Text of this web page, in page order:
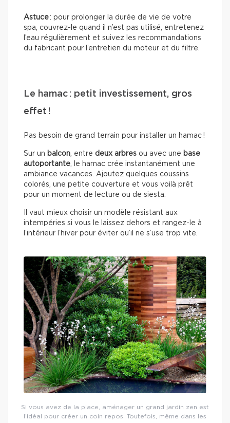
Astuce: pour prolonger la durée de vie de votre
spa, couvrez-le quand il n’est pas utilisé, entretenez
l’eau régulièrement et suivez les recommandations
du fabricant pour l’entretien du moteur et du filtre.
Le hamac : petit investissement, gros
effet !
Pas besoin de grand terrain pour installer un hamac !
Sur un balcon , entre deux arbres ou avec une base
autoportante , le hamac crée instantanément une
ambiance vacances. Ajoutez quelques coussins
colorés, une petite couverture et vous voilà prêt
pour un moment de lecture ou de siesta.
Il vaut mieux choisir un modèle résistant aux
intempéries si vous le laissez dehors et rangez-le à
l’intérieur l’hiver pour éviter qu’il ne s’use trop vite.
Si vous avez de la place, aménager un grand jardin zen est
l’idéal pour créer un coin repos. Toutefois, même dans les